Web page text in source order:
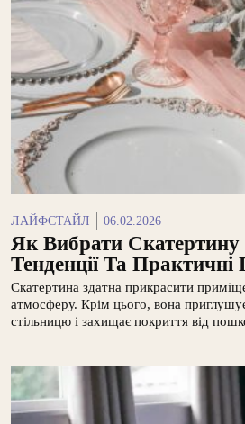
ЛАЙФСТАЙЛ 06.02.2026
Як Вибрати
Тенденції Та
Скатертина здатна прикрасити
атмосферу. Крім цього, вона
стільницю і захищає покриття від